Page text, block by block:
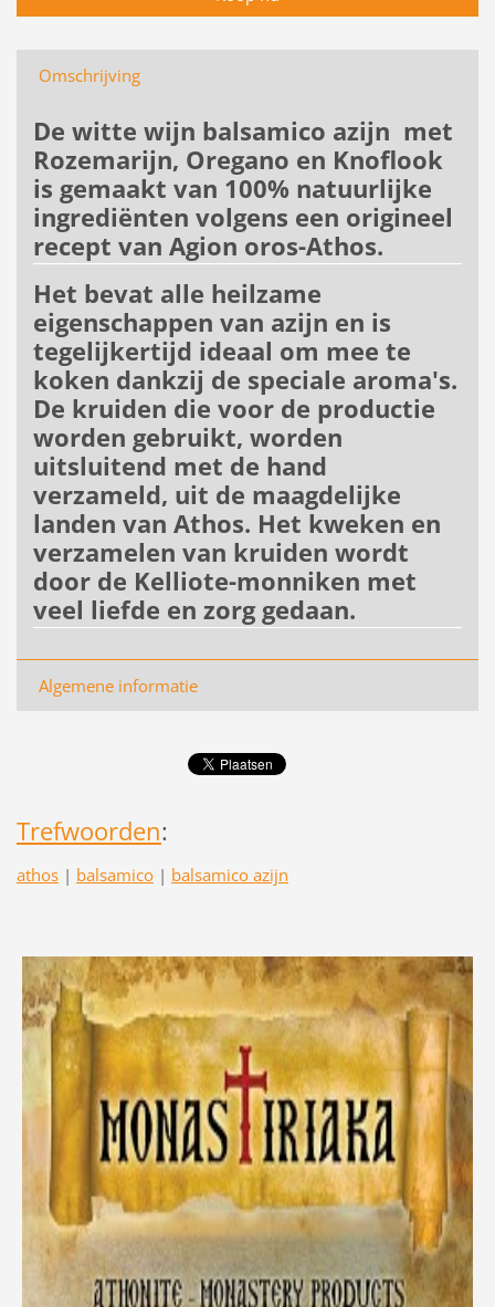
Omschrijving
De witte wijn balsamico azijn met
Rozemarijn, Oregano en Knoflook
is gemaakt van 100% natuurlijke
ingrediënten volgens een origineel
recept van Agion oros-Athos.
Het bevat alle heilzame
eigenschappen van azijn en is
tegelijkertijd ideaal om mee te
koken dankzij de speciale aroma's.
De kruiden die voor de productie
worden gebruikt, worden
uitsluitend met de hand
verzameld, uit de maagdelijke
landen van Athos. Het kweken en
verzamelen van kruiden wordt
door de Kelliote-monniken met
veel liefde en zorg gedaan.
Algemene informatie
Trefwoorden:
athos | balsamico | balsamico azijn